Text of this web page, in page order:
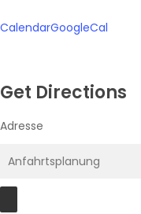
CalendarGoogleCal
Get Directions
Adresse